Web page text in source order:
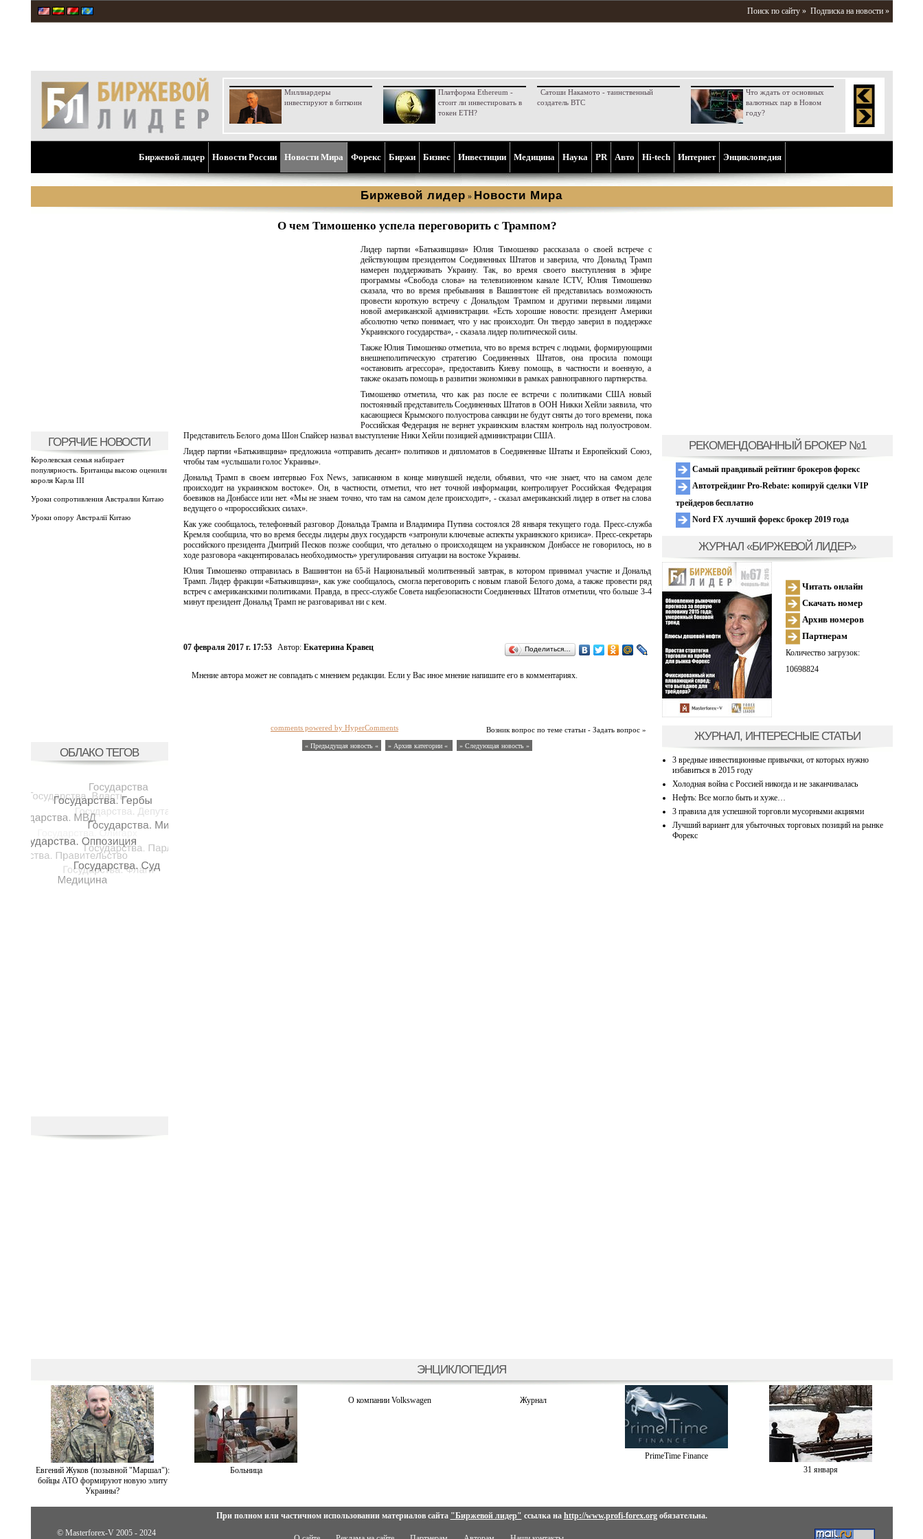
Поиск по сайту » Подписка на новости »
Миллиардеры
инвестируют в биткоин
Платформа Ethereum -
стоит ли инвестировать в
токен ETH?
Сатоши Накамото - таинственный
создатель BTC
Что ждать от основных
валютных пар в Новом
году?
Биржевой лидер Новости России Новости Мира Форекс Биржи Бизнес Инвестиции Медицина Наука PR Aвто Hi-tech Интернет Энциклопедия
Биржевой лидер » Новости Мира
ГОРЯЧИЕ НОВОСТИ
Королевская семья набирает
популярность. Британцы высоко оценили
короля Карла III
Уроки сопротивления Австралии Китаю
Уроки опору Австралії Китаю
ОБЛАКО ТЕГОВ
О чем Тимошенко успела переговорить с Трампом?
Лидер партии «Батькивщина» Юлия Тимошенко рассказала о своей встрече с
действующим президентом Соединенных Штатов и заверила, что Дональд Трамп
намерен поддерживать Украину. Так, во время своего выступления в эфире
программы «Свобода слова» на телевизионном канале ICTV, Юлия Тимошенко
сказала, что во время пребывания в Вашингтоне ей представилась возможность
провести короткую встречу с Дональдом Трампом и другими первыми лицами
новой американской администрации. «Есть хорошие новости: президент Америки
абсолютно четко понимает, что у нас происходит. Он твердо заверил в поддержке
Украинского государства», - сказала лидер политической силы.
Также Юлия Тимошенко отметила, что во время встреч с людьми, формирующими
внешнеполитическую стратегию Соединенных Штатов, она просила помощи
«остановить агрессора», предоставить Киеву помощь, в частности и военную, а
также оказать помощь в развитии экономики в рамках равноправного партнерства.
Тимошенко отметила, что как раз после ее встречи с политиками США новый
постоянный представитель Соединенных Штатов в ООН Никки Хейли заявила, что
касающиеся Крымского полуострова санкции не будут сняты до того времени, пока
Российская Федерация не вернет украинским властям контроль над полуостровом.
Представитель Белого дома Шон Спайсер назвал выступление Ники Хейли позицией администрации США.
Лидер партии «Батькивщина» предложила «отправить десант» политиков и дипломатов в Соединенные Штаты и Европейский Союз,
чтобы там «услышали голос Украины».
Дональд Трамп в своем интервью Fox News, записанном в конце минувшей недели, объявил, что «не знает, что на самом деле
происходит на украинском востоке». Он, в частности, отметил, что нет точной информации, контролирует Российская Федерация
боевиков на Донбассе или нет. «Мы не знаем точно, что там на самом деле происходит», - сказал американский лидер в ответ на слова
ведущего о «пророссийских силах».
Как уже сообщалось, телефонный разговор Дональда Трампа и Владимира Путина состоялся 28 января текущего года. Пресс-служба
Кремля сообщила, что во время беседы лидеры двух государств «затронули ключевые аспекты украинского кризиса». Пресс-секретарь
российского президента Дмитрий Песков позже сообщил, что детально о происходящем на украинском Донбассе не говорилось, но в
ходе разговора «акцентировалась необходимость» урегулирования ситуации на востоке Украины.
Юлия Тимошенко отправилась в Вашингтон на 65-й Национальный молитвенный завтрак, в котором принимал участие и Дональд
Трамп. Лидер фракции «Батькивщина», как уже сообщалось, смогла переговорить с новым главой Белого дома, а также провести ряд
встреч с американскими политиками. Правда, в пресс-службе Совета нацбезопасности Соединенных Штатов отметили, что больше 3-4
минут президент Дональд Трамп не разговаривал ни с кем.
07 февраля 2017 г. 17:53 Автор: Екатерина Кравец Поделиться…
Мнение автора может не совпадать с мнением редакции. Если у Вас иное мнение напишите его в комментариях.
Возник вопрос по теме статьи - Задать вопрос »
comments powered by HyperComments
« Предыдущая новость « » Архив категории « » Следующая новость »
РЕКОМЕНДОВАННЫЙ БРОКЕР №1
Самый правдивый рейтинг брокеров форекс
Автотрейдинг Pro-Rebate: копируй сделки VIP
трейдеров бесплатно
Nord FX лучший форекс брокер 2019 года
ЖУРНАЛ «БИРЖЕВОЙ ЛИДЕР»
Читать онлайн
Скачать номер
Архив номеров
Партнерам
Количество загрузок:
10698824
ЖУРНАЛ, ИНТЕРЕСНЫЕ СТАТЬИ
3 вредные инвестиционные привычки, от которых нужно
избавиться в 2015 году
Холодная война с Россией никогда и не заканчивалась
Нефть: Все могло быть и хуже…
3 правила для успешной торговли мусорными акциями
Лучший вариант для убыточных торговых позиций на рынке
Форекс
ЭНЦИКЛОПЕДИЯ
Евгений Жуков (позывной "Маршал"):
бойцы АТО формируют новую элиту
Украины?
Больница
О компании Volkswagen Журнал
PrimeTime Finance
31 января
При полном или частичном использовании материалов сайта "Биржевой лидер" ссылка на http://www.profi-forex.orgобязательна.
© Masterforex-V 2005 - 2024